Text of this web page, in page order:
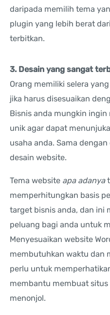
daripada memilih tema
plugin yang lebih berat
terbitkan.
3. Desain yang sangat
Orang memiliki selera
jika harus disesuaikan
Bisnis anda mungkin
unik agar dapat
usaha anda. Sama
desain website.
Tema website apa adanya
memperhitungkan basis
target bisnis anda, dan ini
peluang bagi anda untuk
Menyesuaikan website
membutuhkan waktu dan
perlu untuk
membantu membuat
menonjol.